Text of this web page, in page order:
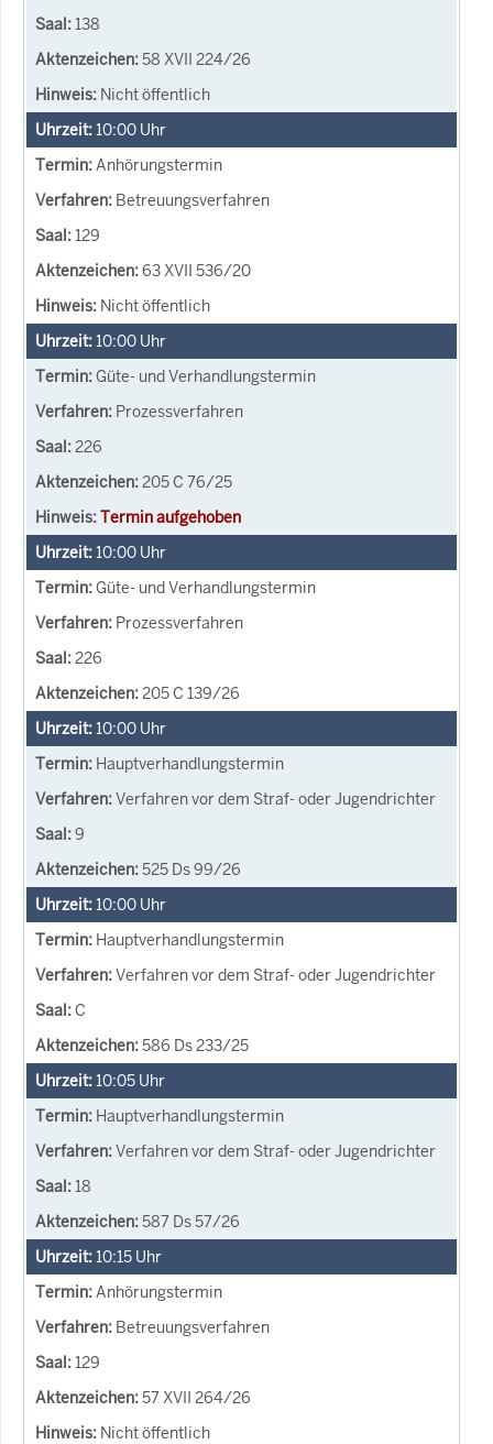
138
58 XVII 224/26
Nicht öffentlich
10:00 Uhr
Anhörungstermin
Betreuungsverfahren
129
63 XVII 536/20
Nicht öffentlich
10:00 Uhr
Güte- und Verhandlungstermin
Prozessverfahren
226
205 C 76/25
Termin aufgehoben
10:00 Uhr
Güte- und Verhandlungstermin
Prozessverfahren
226
205 C 139/26
10:00 Uhr
Hauptverhandlungstermin
Verfahren vor dem Straf- oder Jugendrichter
9
525 Ds 99/26
10:00 Uhr
Hauptverhandlungstermin
Verfahren vor dem Straf- oder Jugendrichter
C
586 Ds 233/25
10:05 Uhr
Hauptverhandlungstermin
Verfahren vor dem Straf- oder Jugendrichter
18
587 Ds 57/26
10:15 Uhr
Anhörungstermin
Betreuungsverfahren
129
57 XVII 264/26
Nicht öffentlich